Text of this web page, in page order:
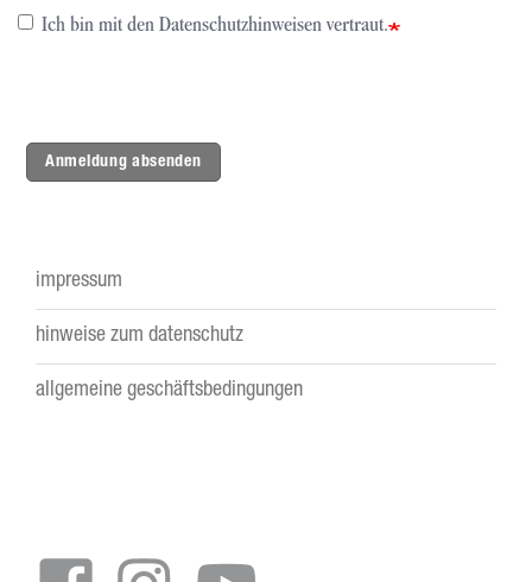
Ich bin mit den Datenschutzhinweisen vertraut.
Anmeldung absenden
Footer
menu
impressum
hinweise zum datenschutz
allgemeine geschäftsbedingungen